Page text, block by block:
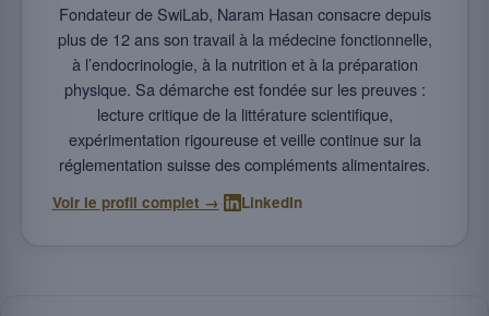
Fondateur de SwiLab, Naram Hasan consacre depuis
plus de 12 ans son travail à la médecine fonctionnelle,
à l’endocrinologie, à la nutrition et à la préparation
physique. Sa démarche est fondée sur les preuves :
lecture critique de la littérature scientifique,
expérimentation rigoureuse et veille continue sur la
réglementation suisse des compléments alimentaires.
Voir le profil complet → LinkedIn